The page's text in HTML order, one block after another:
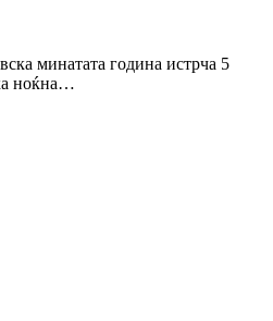
минатата година истрча 5
ноќна…